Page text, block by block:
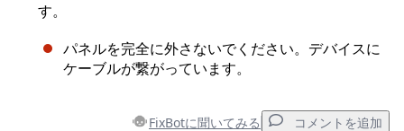
す。
パネルを完全に外さないでください。デバイスに
ケーブルが繋がっています。
FixBotに聞いてみる コメントを追加